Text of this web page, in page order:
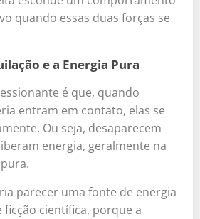
quando essas duas forças se
e a Energia Pura
é que, quando
entram em contato, elas se
Ou seja, desaparecem
energia, geralmente na
parecer uma fonte de energia
ficção científica, porque a